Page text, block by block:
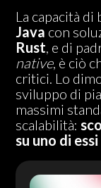
La capacità
Java con
Rust, e di
native, è ciò
critici. Lo
sviluppo di
massimi
scalabilità:
su uno di